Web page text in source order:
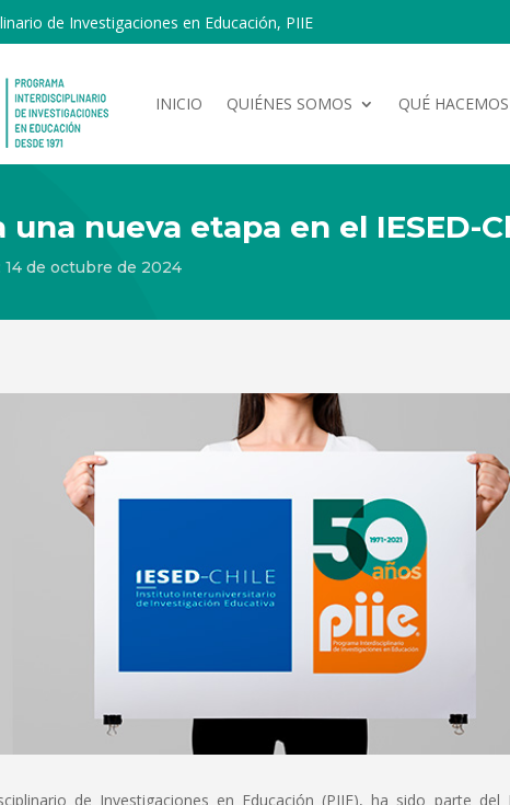
de Investigaciones en Educación, PIIE
INICIO QUIÉNES SOMOS QUÉ HACEMOS
una nueva etapa en el IESED-
14 de octubre de 2024
de Investigaciones en Educación (PIIE), ha sido parte